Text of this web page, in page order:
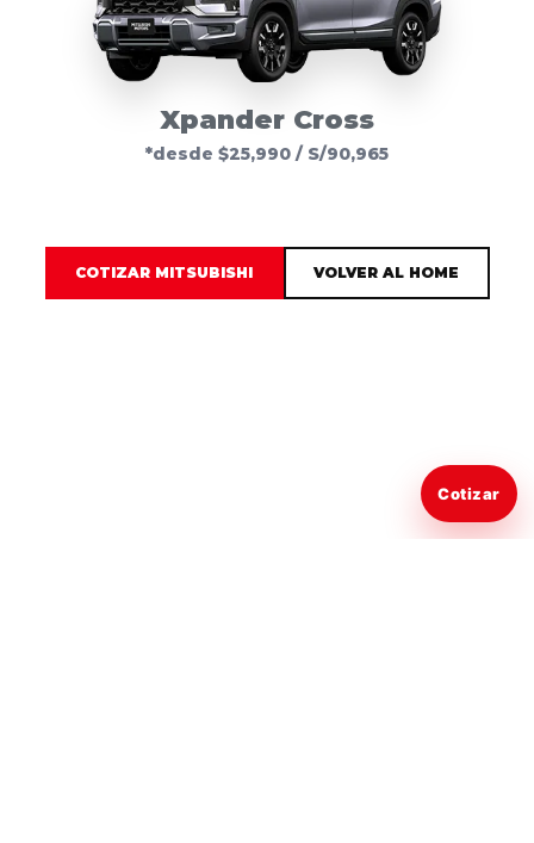
Cotizar
Xpander Cross
*desde $25,990 / S/90,965
COTIZAR MITSUBISHI VOLVER AL HOME